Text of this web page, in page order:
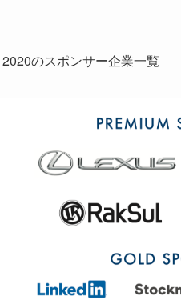
のスポンサー企業一覧